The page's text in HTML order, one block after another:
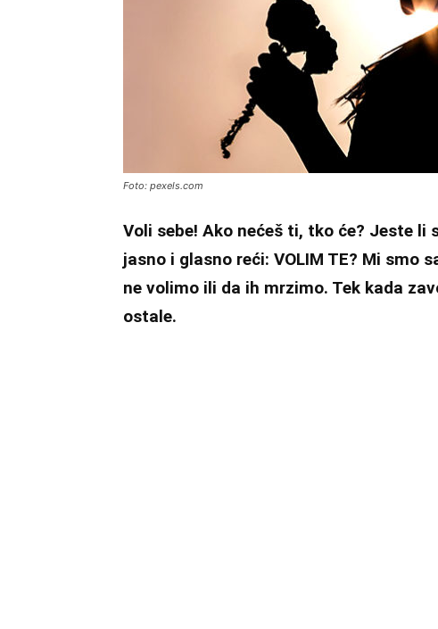
Foto: pexels.com
Voli sebe! Ako nećeš ti, tko će? Jeste
jasno i glasno reći: VOLIM TE? Mi smo
ne volimo ili da ih mrzimo. Tek kada
ostale.